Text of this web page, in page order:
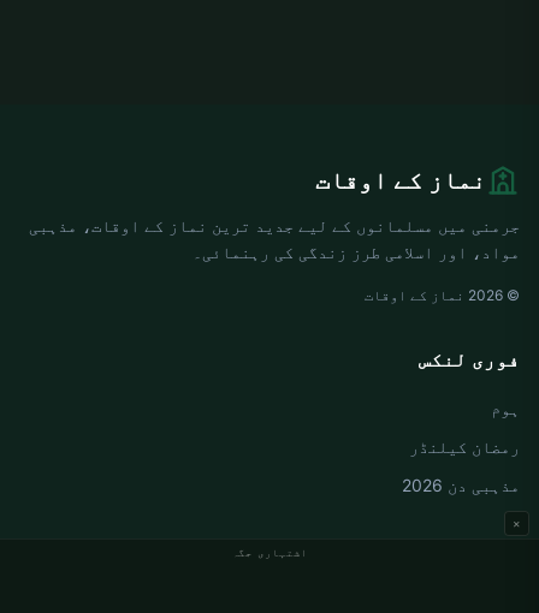
اشتہاری جگہ
×
نماز کے اوقات
جرمنی میں مسلمانوں کے لیے جدید ترین نماز کے اوقات، مذہبی
مواد، اور اسلامی طرز زندگی کی رہنمائی۔
© 2026 نماز کے اوقات
فوری لنکس
ہوم
رمضان کیلنڈر
مذہبی دن 2026